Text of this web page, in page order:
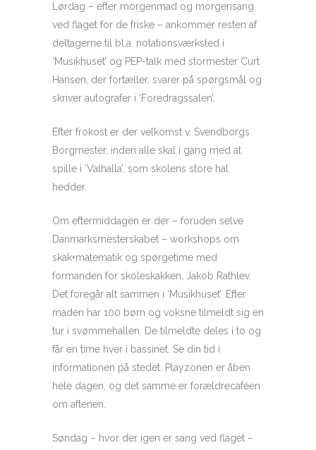
Lørdag – efter morgenmad og morgensang
ved flaget for de friske – ankommer resten af
deltagerne til bl.a. notationsværksted i
‘Musikhuset’ og PEP-talk med stormester Curt
Hansen, der fortæller, svarer på spørgsmål og
skriver autografer i ‘Foredragssalen’.
Efter frokost er der velkomst v. Svendborgs
Borgmester, inden alle skal i gang med at
spille i ‘Valhalla’, som skolens store hal
hedder.
Om eftermiddagen er der – foruden selve
Danmarksmesterskabet – workshops om
skak+matematik og spørgetime med
formanden for skoleskakken, Jakob Rathlev.
Det foregår alt sammen i ‘Musikhuset’. Efter
maden har 100 børn og voksne tilmeldt sig en
tur i svømmehallen. De tilmeldte deles i to og
får en time hver i bassinet. Se din tid i
informationen på stedet. Playzonen er åben
hele dagen, og det samme er forældrecaféen
om aftenen.
Søndag – hvor der igen er sang ved flaget –